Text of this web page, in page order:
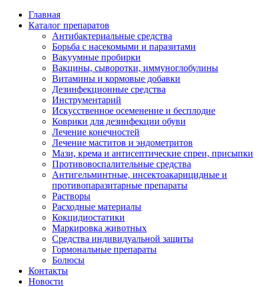
Главная
Каталог препаратов
Антибактериальные средства
Борьба с насекомыми и паразитами
Вакуумные пробирки
Вакцины, сыворотки, иммуноглобулины
Витамины и кормовые добавки
Дезинфекционные средства
Инструментарий
Искусственное осеменение и бесплодие
Коврики для дезинфекции обуви
Лечение конечностей
Лечение маститов и эндометритов
Мази, крема и антисептические спреи, присыпки
Противовоспалительные средства
Антигельминтные, инсектоакарицидные и
противопаразитарные препараты
Растворы
Расходные материалы
Кокцидиостатики
Маркировка животных
Средства индивидуальной защиты
Гормональные препараты
Болюсы
Контакты
Новости